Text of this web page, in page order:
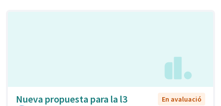
Nueva propuesta para la l3
En avaluació